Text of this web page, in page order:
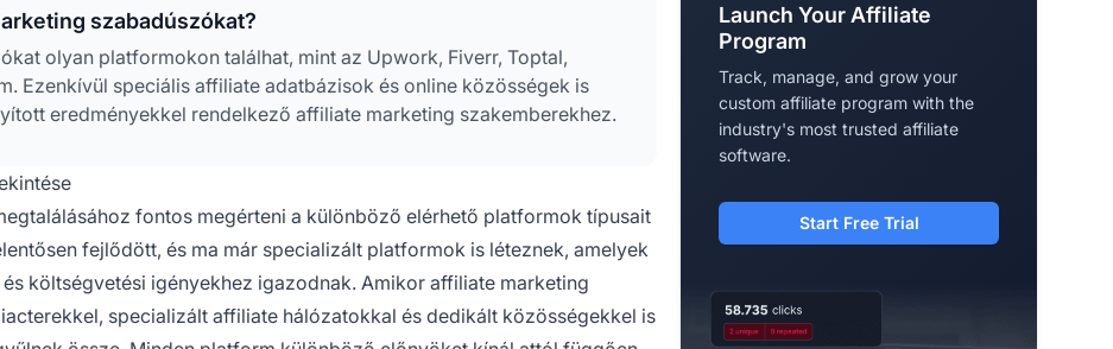
szabadúszókat?
olyan platformokon találhat, mint az Upwork, Fiverr, Toptal,
Ezenkívül speciális affiliate adatbázisok és online közösségek is
eredményekkel rendelkező affiliate marketing szakemberekhez.
fontos megérteni a különböző elérhető platformok típusait
fejlődött, és ma már specializált platformok is léteznek, amelyek
költségvetési igényekhez igazodnak. Amikor affiliate marketing
specializált affiliate hálózatokkal és dedikált közösségekkel is
Launch Your Affiliate
Program
Track, manage, and grow your
custom affiliate program with the
industry's most trusted affiliate
software.
Start Free Trial